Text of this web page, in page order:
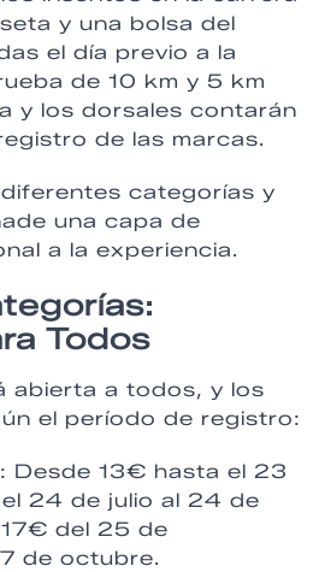
y una bolsa del
el día previo a la
de 10 km y 5 km
y los dorsales contarán
de las marcas.
categorías y
una capa de
a la experiencia.
Todos
abierta a todos, y los
el período de registro:
Desde 13€ hasta el 23
24 de julio al 24 de
del 25 de
de octubre.